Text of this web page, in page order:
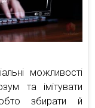
можливості
та імітувати
збирати й